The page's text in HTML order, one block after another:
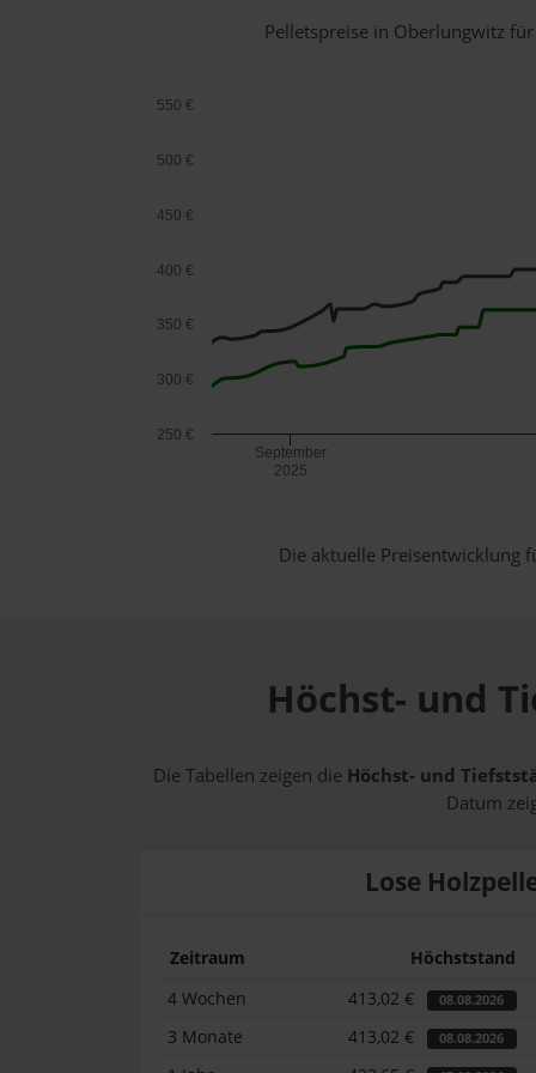
Pelletspreise in Oberlungwitz
September
2025
250 €
300 €
350 €
400 €
450 €
500 €
550 €
Die aktuelle Preisentwicklung
Höchst- und
Die Tabellen zeigen die Höchst- und
Datum
Lose
Zeitraum Höchststand
4 Wochen
413,02 € 08.08.2026
3 Monate 413,02 € 08.08.2026